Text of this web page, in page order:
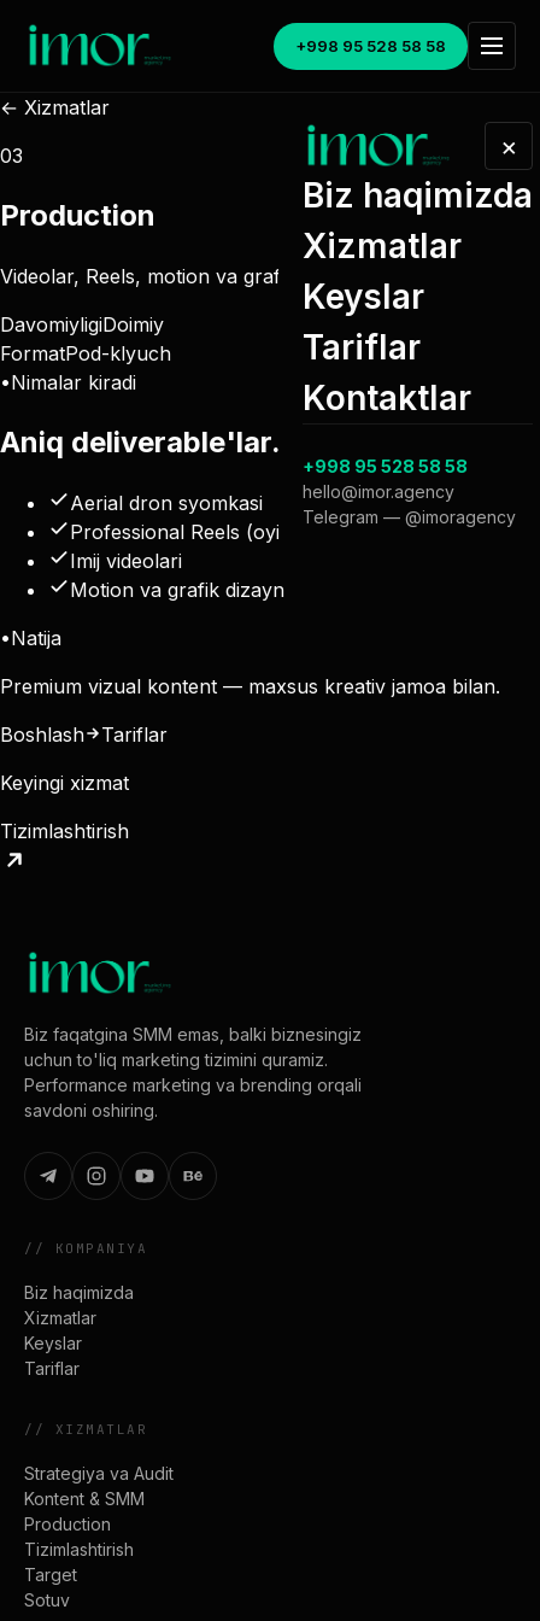
+998 95 528 58 58
×
Biz haqimizda
Xizmatlar
Keyslar
Tariflar
Kontaktlar
+998 95 528 58 58
hello@imor.agency
Telegram — @imoragency
← Xizmatlar
03
Production
Videolar, Reels, motion va grafik kontent ishlab chiqarish.
DavomiyligiDoimiy
FormatPod-klyuch
•Nimalar kiradi
Aniq deliverable'lar.
Aerial dron syomkasi
Professional Reels (oyiga 24+)
Imij videolari
Motion va grafik dizayn
•Natija
Premium vizual kontent — maxsus kreativ jamoa bilan.
Boshlash
Tariflar
Keyingi xizmat
Tizimlashtirish
Biz faqatgina SMM emas, balki biznesingiz
uchun to'liq marketing tizimini quramiz.
Performance marketing va brending orqali
savdoni oshiring.
// KOMPANIYA
Biz haqimizda
Xizmatlar
Keyslar
Tariflar
// XIZMATLAR
Strategiya va Audit
Kontent & SMM
Production
Tizimlashtirish
Target
Sotuv